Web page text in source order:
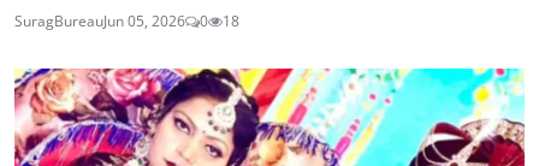
SuragBureauJun 05, 2026 0 18